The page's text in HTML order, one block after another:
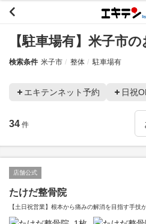
【駐車場有】米子市
検索条件 米子市 整体 駐車場有
エキテンネット予約 日祝
34 件
店舗公式
たけだ整骨院
【土日祝営業】根本から痛みの解消を目指す手技